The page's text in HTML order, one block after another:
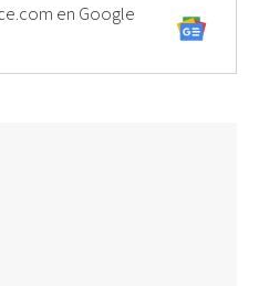
en Google